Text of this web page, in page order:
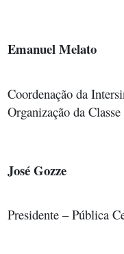
EmanuelMelato
Coordenação da
Organização da Classe
JoséGozze
Presidente – Pública